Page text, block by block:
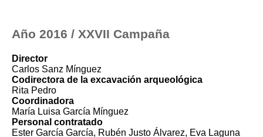
Año 2016 / XXVII Campaña
Director
Carlos Sanz Mínguez
Codirectora de la excavación arqueológica
Rita Pedro
Coordinadora
María Luisa García Mínguez
Personal contratado
Ester García García, Rubén Justo Álvarez, Eva Laguna